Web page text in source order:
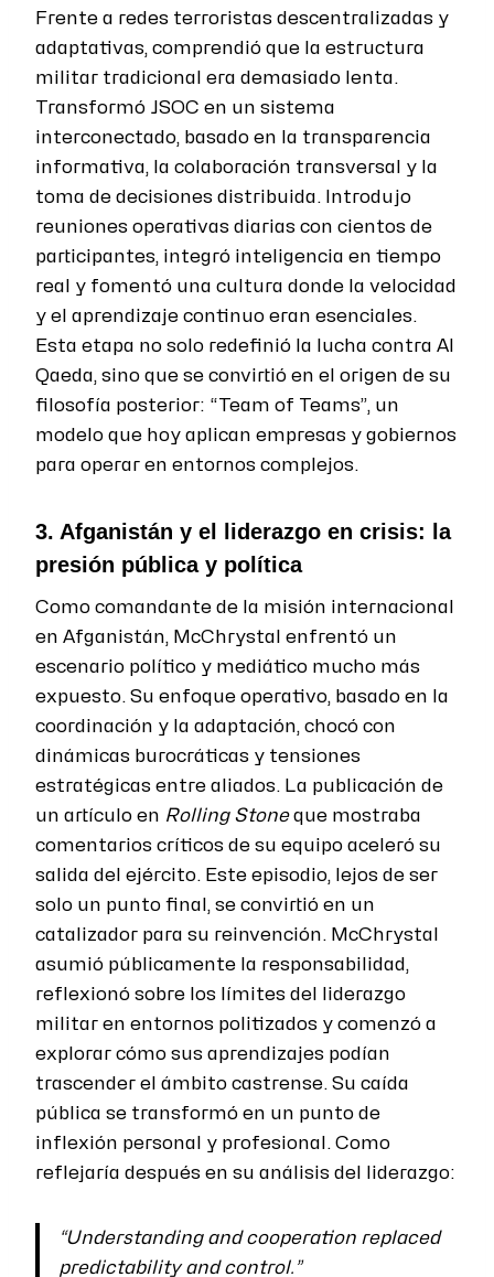
Frente a redes terroristas descentralizadas y
adaptativas, comprendió que la estructura
militar tradicional era demasiado lenta.
Transformó JSOC en un sistema
interconectado, basado en la transparencia
informativa, la colaboración transversal y la
toma de decisiones distribuida. Introdujo
reuniones operativas diarias con cientos de
participantes, integró inteligencia en tiempo
real y fomentó una cultura donde la velocidad
y el aprendizaje continuo eran esenciales.
Esta etapa no solo redefinió la lucha contra Al
Qaeda, sino que se convirtió en el origen de su
filosofía posterior: “Team of Teams”, un
modelo que hoy aplican empresas y gobiernos
para operar en entornos complejos.
3. Afganistán y el liderazgo en crisis: la
presión pública y política
Como comandante de la misión internacional
en Afganistán, McChrystal enfrentó un
escenario político y mediático mucho más
expuesto. Su enfoque operativo, basado en la
coordinación y la adaptación, chocó con
dinámicas burocráticas y tensiones
estratégicas entre aliados. La publicación de
un artículo en Rolling Stoneque mostraba
comentarios críticos de su equipo aceleró su
salida del ejército. Este episodio, lejos de ser
solo un punto final, se convirtió en un
catalizador para su reinvención. McChrystal
asumió públicamente la responsabilidad,
reflexionó sobre los límites del liderazgo
militar en entornos politizados y comenzó a
explorar cómo sus aprendizajes podían
trascender el ámbito castrense. Su caída
pública se transformó en un punto de
inflexión personal y profesional. Como
reflejaría después en su análisis del liderazgo:
“Understanding and cooperation replaced
predictability and control.”